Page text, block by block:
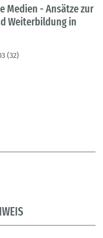
Medien - Ansätze zur
Weiterbildung in
(32)